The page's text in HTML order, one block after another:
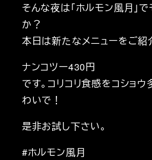
そんな夜は「ホルモン風月」
か？
本日は新たなメニューをご紹
ナンコツー430円
です。コリコリ食感をコショ
わいで！
是非お試し下さい。
#ホルモン風月